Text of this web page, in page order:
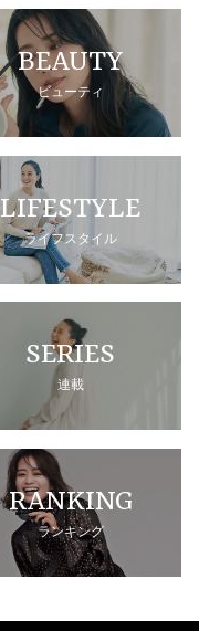
BEAUTY
ビューティ
LIFESTYLE
ライフスタイル
SERIES
連載
RANKING
ランキング